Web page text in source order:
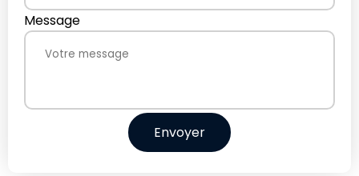
Message
Envoyer